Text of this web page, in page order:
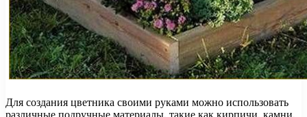
Для создания цветника своими руками можно использовать
различные подручные материалы, такие как кирпичи, камни,